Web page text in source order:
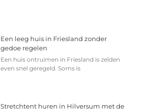
Een leeg huis in Friesland zonder
gedoe regelen
Een huis ontruimen in Friesland is zelden
even snel geregeld. Soms is
Stretchtent huren in Hilversum met de